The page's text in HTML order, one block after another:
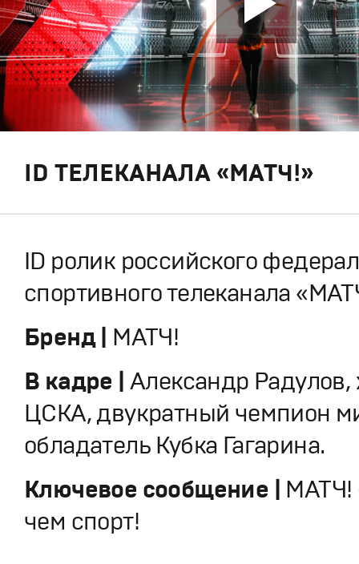
ID ТЕЛЕКАНАЛА «МАТЧ!»
ID ролик российского
спортивного телеканала
Бренд | МАТЧ!
В кадре | Александр Радулов,
ЦСКА, двукратный чемпион
обладатель Кубка Гагарина.
Ключевое сообщение | МАТЧ!
чем спорт!